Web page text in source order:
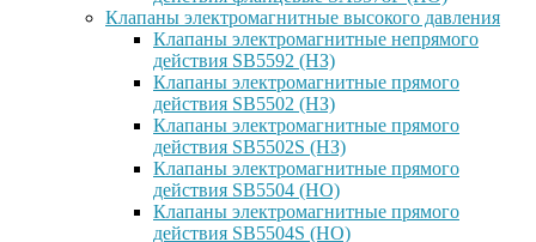
Клапаны электромагнитные высокого давления
Клапаны электромагнитные непрямого
действия SB5592 (НЗ)
Клапаны электромагнитные прямого
действия SB5502 (НЗ)
Клапаны электромагнитные прямого
действия SB5502S (НЗ)
Клапаны электромагнитные прямого
действия SB5504 (НО)
Клапаны электромагнитные прямого
действия SB5504S (НО)